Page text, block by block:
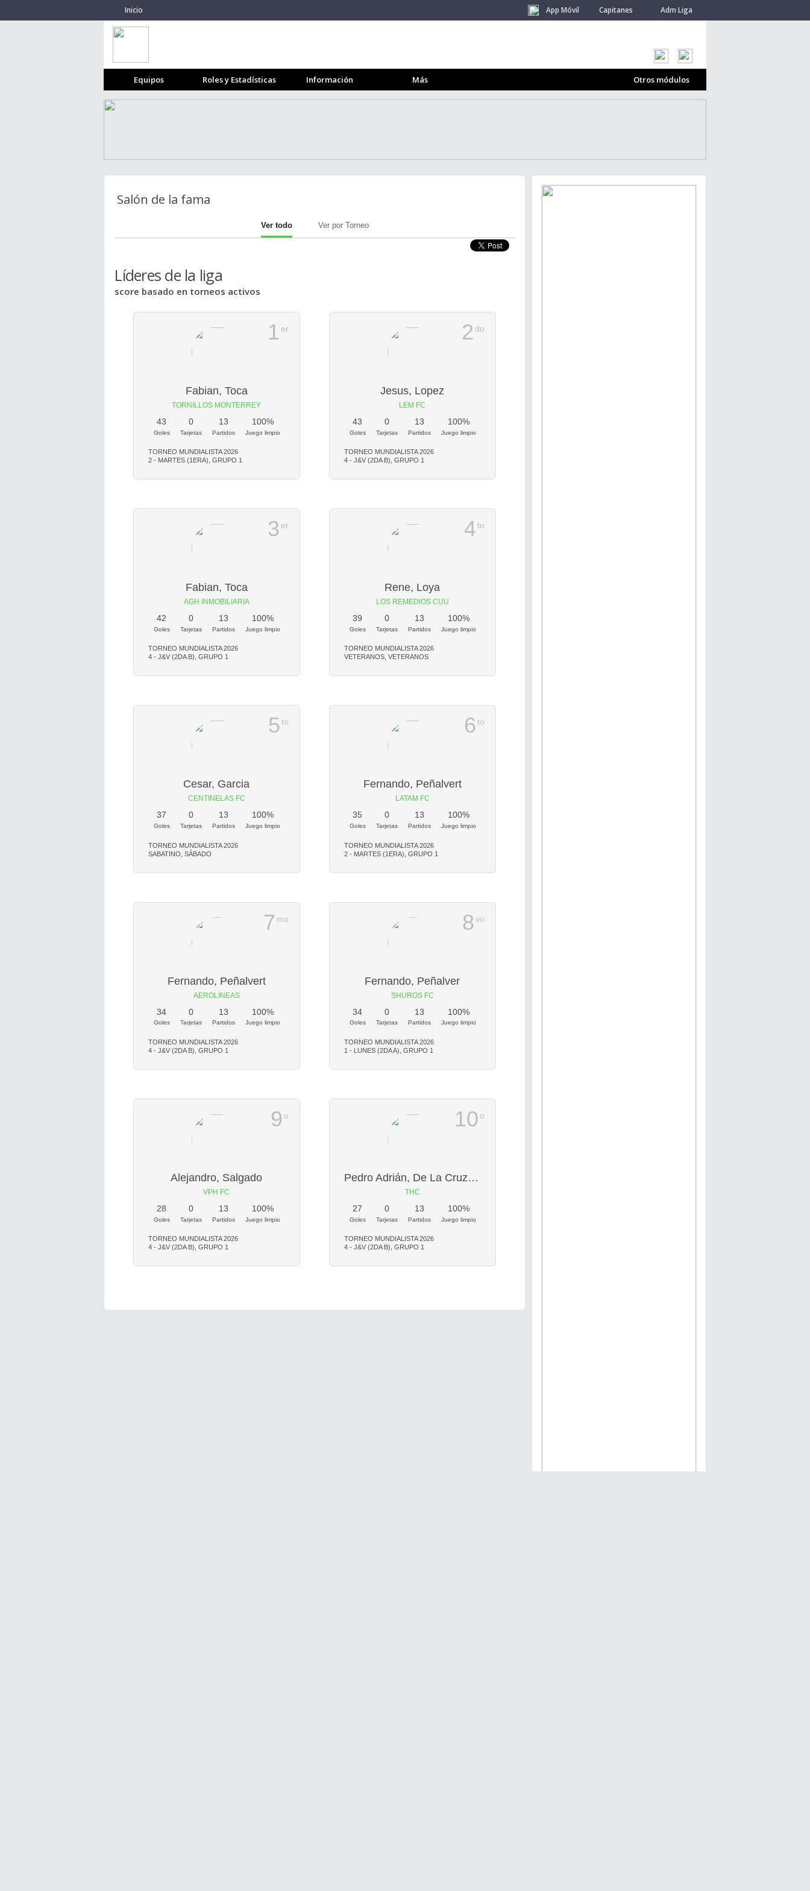
Inicio Adm Liga
Capitanes
App Móvil
Equipos Roles y Estadísticas Información Más Otros módulos
Salón de la fama
Ver todo Ver por Torneo
Líderes de la liga
score basado en torneos activos
1 er
Fabian, Toca
TORNILLOS MONTERREY
43
Goles
0
Tarjetas
13
Partidos
100%
Juego limpio
TORNEO MUNDIALISTA 2026
2 - MARTES (1ERA), GRUPO 1
2 do
Jesus, Lopez
LEM FC
43
Goles
0
Tarjetas
13
Partidos
100%
Juego limpio
TORNEO MUNDIALISTA 2026
4 - J&V (2DA B), GRUPO 1
3 er
Fabian, Toca
AGH INMOBILIARIA
42
Goles
0
Tarjetas
13
Partidos
100%
Juego limpio
TORNEO MUNDIALISTA 2026
4 - J&V (2DA B), GRUPO 1
4to
Rene, Loya
LOS REMEDIOS CUU
39
Goles
0
Tarjetas
13
Partidos
100%
Juego limpio
TORNEO MUNDIALISTA 2026
VETERANOS, VETERANOS
5to
Cesar, Garcia
CENTINELAS FC
37
Goles
0
Tarjetas
13
Partidos
100%
Juego limpio
TORNEO MUNDIALISTA 2026
SABATINO, SÁBADO
6 to
Fernando, Peñalvert
LATAM FC
35
Goles
0
Tarjetas
13
Partidos
100%
Juego limpio
TORNEO MUNDIALISTA 2026
2 - MARTES (1ERA), GRUPO 1
7 mo
Fernando, Peñalvert
AEROLINEAS
34
Goles
0
Tarjetas
13
Partidos
100%
Juego limpio
TORNEO MUNDIALISTA 2026
4 - J&V (2DA B), GRUPO 1
8 vo
Fernando, Peñalver
SHUROS FC
34
Goles
0
Tarjetas
13
Partidos
100%
Juego limpio
TORNEO MUNDIALISTA 2026
1 - LUNES (2DA A), GRUPO 1
9 o
Alejandro, Salgado
VPH FC
28
Goles
0
Tarjetas
13
Partidos
100%
Juego limpio
TORNEO MUNDIALISTA 2026
4 - J&V (2DA B), GRUPO 1
10 o
Pedro Adrián, De La Cruz Hinojos
THC
27
Goles
0
Tarjetas
13
Partidos
100%
Juego limpio
TORNEO MUNDIALISTA 2026
4 - J&V (2DA B), GRUPO 1